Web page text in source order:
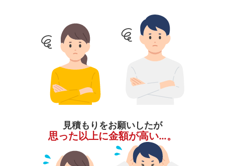
見積もりをお願いしたが
思った以上に金額が高い…。